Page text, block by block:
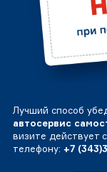
Лучший способ
автосервис
визите действует
телефону: +7